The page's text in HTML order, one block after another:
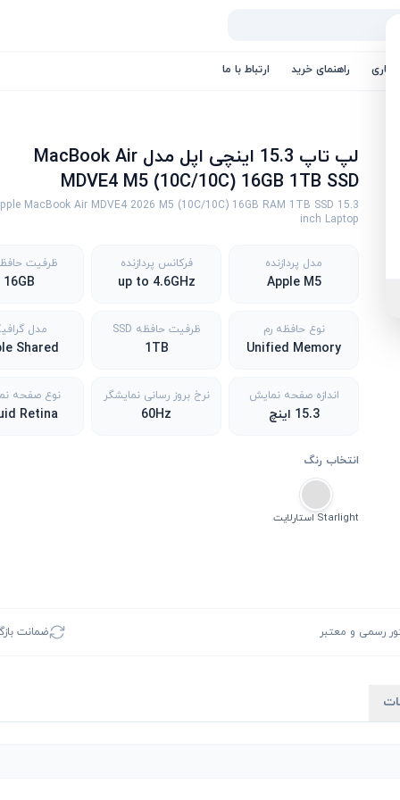
راهنمای خرید ارتباط با ما
لپ تاپ 15.3 اینچی اپل مدل MacBook Air
MDVE4 M5 (10C/10C) 16GB 1TB SSD
MacBook Air MDVE4 2026 M5 (10C/10C) 16GB RAM 1TB SSD 15.3
inch Laptop
مدل پردازنده
Apple M5
فرکانس پردازنده
up to 4.6GHz
ظرفیت
16GB
نوع حافظه رم
Unified Memory
ظرفیت حافظه SSD
1TB
مدل
Shared
اندازه صفحه نمایش
15.3 اینچ
نرخ بروز رسانی نمایشگر
60Hz
نوع صفحه
Retina
انتخاب رنگ
Starlight استارلایت
رسمی و معتبر ضمانت